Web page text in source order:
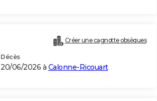
Créer une cagnotte obsèques
Décès
20/06/2026 à Calonne-Ricouart